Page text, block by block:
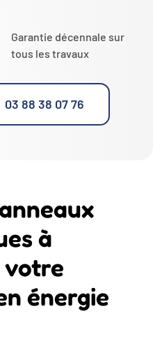
Garantie décennale sur
tous les travaux
03 88 38 07 76
à
votre
énergie